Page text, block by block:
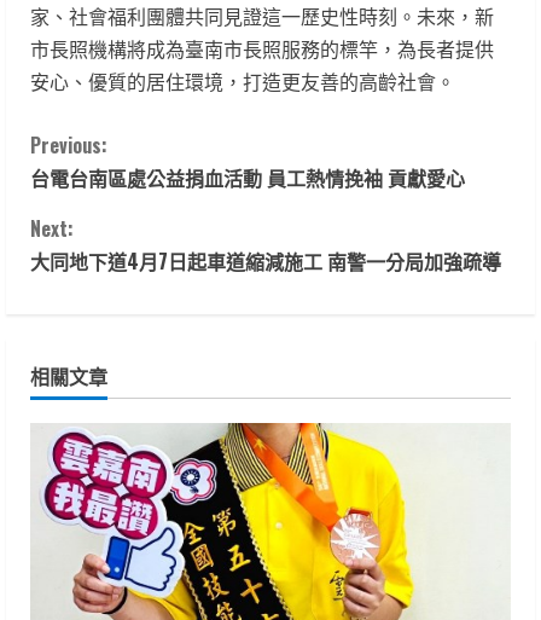
家、社會福利團體共同見證這一歷史性時刻。未來，新
市長照機構將成為臺南市長照服務的標竿，為長者提供
安心、優質的居住環境，打造更友善的高齡社會。
C
o
n
i
n
e
Previous:
台電台南區處公益捐血活動 員工熱情挽袖 貢獻愛心
Next:
大同地下道4月7日起車道縮減施工 南警一分局加強疏導
相關文章